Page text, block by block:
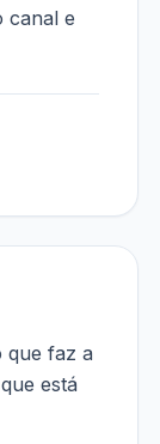
canal e
que faz a
está